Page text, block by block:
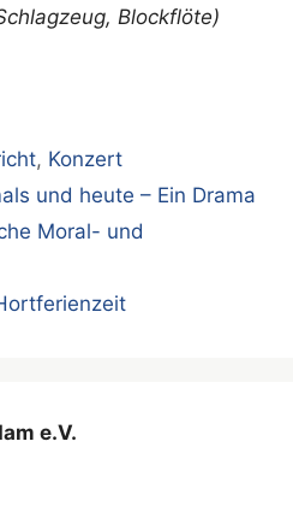
Blockflöte)
, Konzert
und heute – Ein Drama
Moral- und
e.V.